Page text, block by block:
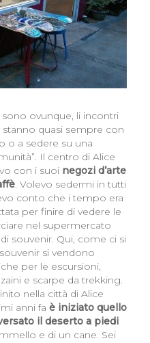
ovunque, li incontri
quasi sempre con
o a sedere su una
Il centro di Alice
con i suoi negozi d’arte
. Volevo sedermi in tutti
conto che i tempo era
per finire di vedere le
nel supermercato
souvenir. Qui, come ci si
si vendono
per le escursioni,
e scarpe da trekking.
nella città di Alice
anni fa è iniziato quello
il deserto a piedi
e di un cane. Sei